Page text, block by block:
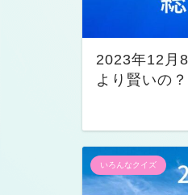
2023年12月
より賢いの
いろんなクイズ